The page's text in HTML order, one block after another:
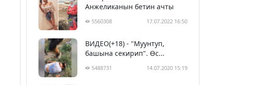
Анжеликанын бетин ачты
5560308 17.07.2022 16:50
ВИДЕО(+18) - "Муунтуп,
башына секирип". Өс...
5488731 14.07.2020 15:19